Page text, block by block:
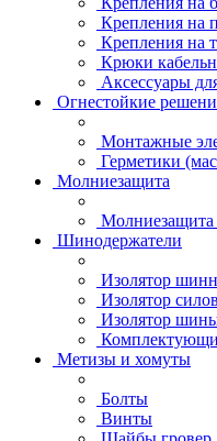
Крепления на
Крепления на
Крюки
Аксессуары
Огнестойкие
Монтажные
Герметики
Молниезащита
Молниезащита
Шинодержатели
Изолятор
Изолятор
Изолятор
Метизы и хомуты
Болты
Винты